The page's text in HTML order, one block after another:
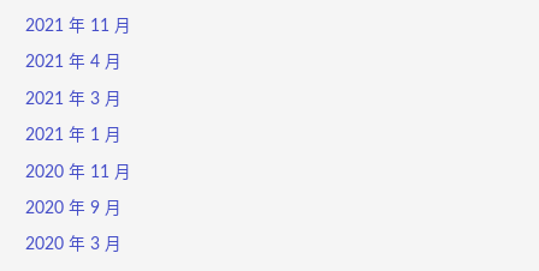
2021 年 11 月
2021 年 4 月
2021 年 3 月
2021 年 1 月
2020 年 11 月
2020 年 9 月
2020 年 3 月